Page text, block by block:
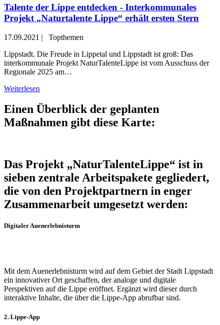
Talente der Lippe entdecken - Interkommunales
Projekt „Naturtalente Lippe“ erhält ersten Stern
17.09.2021 |
Topthemen
Lippstadt. Die Freude in Lippetal und Lippstadt ist groß: Das
interkommunale Projekt NaturTalenteLippe ist vom Ausschuss der
Regionale 2025 am…
Weiterlesen
Einen Überblick der geplanten
Maßnahmen gibt diese Karte:
Das Projekt „NaturTalenteLippe“ ist in
sieben zentrale Arbeitspakete gegliedert,
die von den Projektpartnern in enger
Zusammenarbeit umgesetzt werden:
Digitaler Auenerlebnisturm
Mit dem Auenerlebnisturm wird auf dem Gebiet der Stadt Lippstadt
ein innovativer Ort geschaffen, der analoge und digitale
Perspektiven auf die Lippe eröffnet. Ergänzt wird dieser durch
interaktive Inhalte, die über die Lippe-App abrufbar sind.
2. Lippe-App